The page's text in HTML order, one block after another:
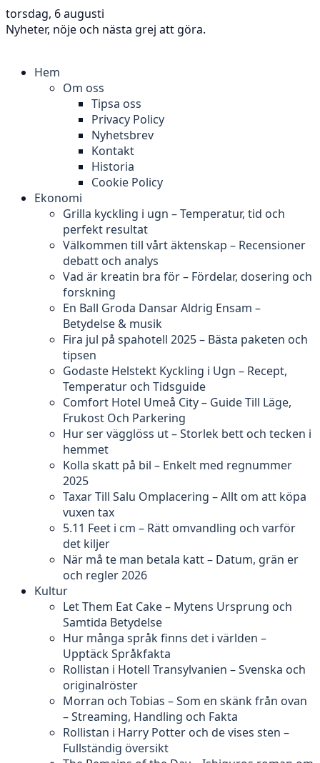
torsdag, 6 augusti
Nyheter, nöje och nästa grej att göra.
Hem
Om oss
Tipsa oss
Privacy Policy
Nyhetsbrev
Kontakt
Historia
Cookie Policy
Ekonomi
Grilla kyckling i ugn – Temperatur, tid och
perfekt resultat
Välkommen till vårt äktenskap – Recensioner
debatt och analys
Vad är kreatin bra för – Fördelar, dosering och
forskning
En Ball Groda Dansar Aldrig Ensam –
Betydelse & musik
Fira jul på spahotell 2025 – Bästa paketen och
tipsen
Godaste Helstekt Kyckling i Ugn – Recept,
Temperatur och Tidsguide
Comfort Hotel Umeå City – Guide Till Läge,
Frukost Och Parkering
Hur ser vägglöss ut – Storlek bett och tecken i
hemmet
Kolla skatt på bil – Enkelt med regnummer
2025
Taxar Till Salu Omplacering – Allt om att köpa
vuxen tax
5.11 Feet i cm – Rätt omvandling och varför
det kiljer
När må te man betala katt – Datum, grän er
och regler 2026
Kultur
Let Them Eat Cake – Mytens Ursprung och
Samtida Betydelse
Hur många språk finns det i världen –
Upptäck Språkfakta
Rollistan i Hotell Transylvanien – Svenska och
originalröster
Morran och Tobias – Som en skänk från ovan
– Streaming, Handling och Fakta
Rollistan i Harry Potter och de vises sten –
Fullständig översikt